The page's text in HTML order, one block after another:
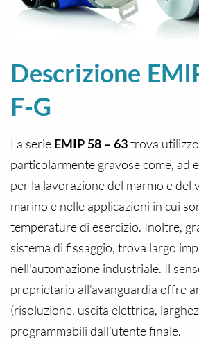
Descrizione
F-G
La serie EMIP 58 – 63trova
particolarmente gravose come, ad
per la lavorazione del marmo e del
marino e nelle applicazioni in cui
temperature di esercizio. Inoltre,
sistema di fissaggio, trova largo
nell’automazione industriale. Il
proprietario all’avanguardia offre
(risoluzione, uscita elettrica,
programmabili dall’utente finale.